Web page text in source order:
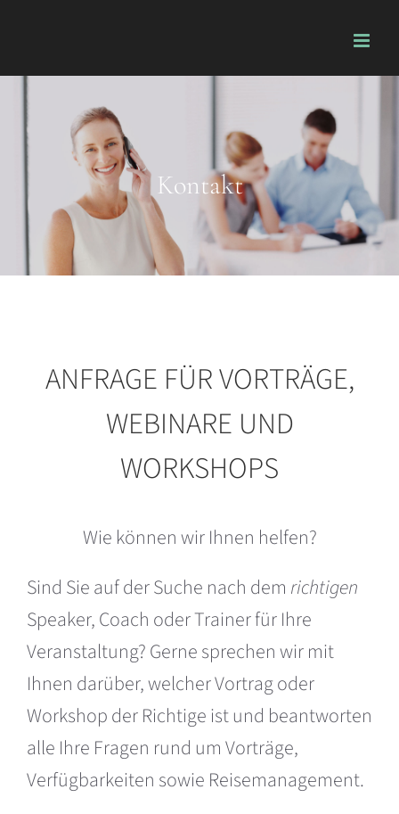
springen
Kontakt
ANFRAGE FÜR VORTRÄGE,
WEBINARE UND
WORKSHOPS
Wie können wir Ihnen helfen?
Sind Sie auf der Suche nach dem richtigen
Speaker, Coach oder Trainer für Ihre
Veranstaltung? Gerne sprechen wir mit
Ihnen darüber, welcher Vortrag oder
Workshop der Richtige ist und beantworten
alle Ihre Fragen rund um Vorträge,
Verfügbarkeiten sowie Reisemanagement.